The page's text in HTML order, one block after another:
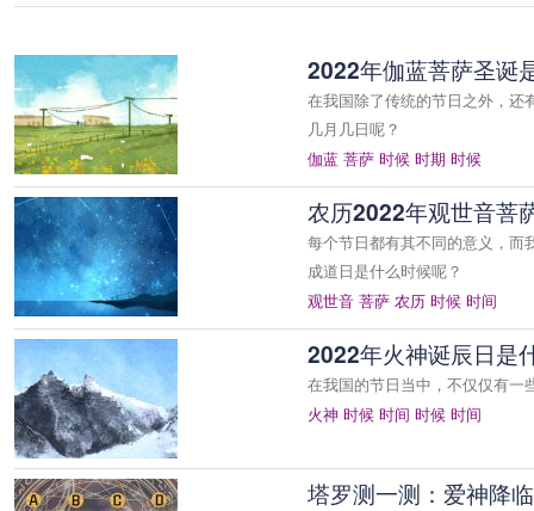
2022年伽蓝菩萨圣诞
在我国除了传统的节日之外，还
几月几日呢？
伽蓝 菩萨 时候 时期 时候
农历2022年观世音菩
每个节日都有其不同的意义，而
成道日是什么时候呢？
观世音 菩萨 农历 时候 时间
2022年火神诞辰日是
在我国的节日当中，不仅仅有一
火神 时候 时间 时候 时间
塔罗测一测：爱神降